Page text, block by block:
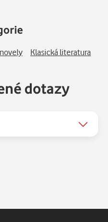
Klasická literatura
dotazy